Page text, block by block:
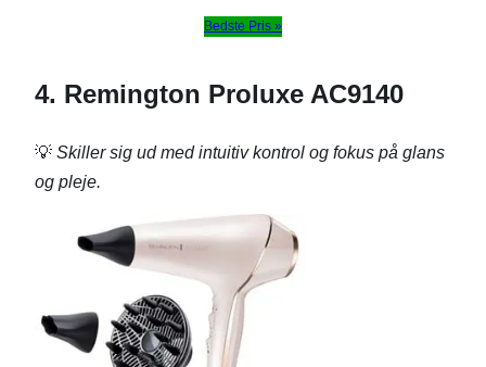
Bedste Pris »
4. Remington Proluxe AC9140
💡 Skiller sig ud med intuitiv kontrol og fokus på glans
og pleje.